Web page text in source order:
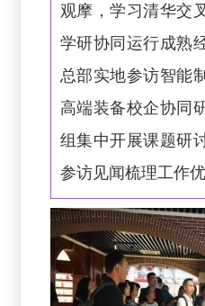
观摩，学习清华交
学研协同运行成熟
总部实地参访智能
高端装备校企协同
组集中开展课题研
参访见闻梳理工作优